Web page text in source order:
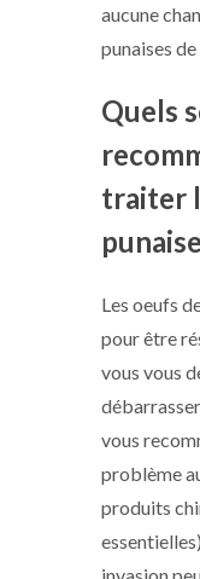
aucune
punaises
Quels
traiter
Les oeufs
pour être
vous vous
vous
problème
produits